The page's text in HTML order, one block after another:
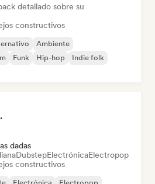
detallado sobre su
constructivos
Ambiente
Funk Hip-hop
Indie folk
dadas
DubstepElectrónicaElectropop
constructivos